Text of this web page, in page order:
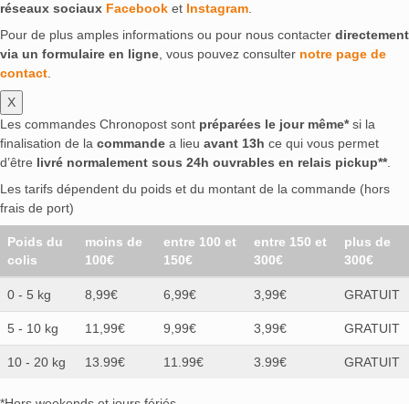
réseaux sociaux Facebook et Instagram
Pour de plus amples informations ou pour nous contacter directement
via un formulaire en ligne , vous pouvez consulter notre page de
contact
X
Les commandes Chronopost sont préparées le jour même*si la
finalisation de la commande a lieu avant 13h ce qui vous permet
d’être livré normalement sous 24h ouvrables en relais pickup**.
Les tarifs dépendent du poids et du montant de la commande (hors
frais de port)
Poids du
colis
moins de
100€
entre 100 et
150€
entre 150 et
300€
plus de
300€
0 - 5 kg 8,99€ 6,99€ 3,99€ GRATUIT
5 - 10 kg 11,99€ 9,99€ 3,99€ GRATUIT
10 - 20 kg 13.99€ 11.99€ 3.99€ GRATUIT